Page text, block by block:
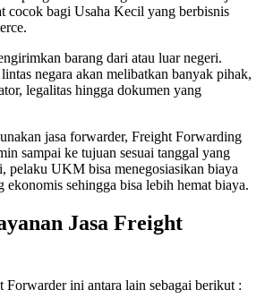
cocok bagi Usaha Kecil yang berbisnis
barang dari atau luar negeri.
negara akan melibatkan banyak pihak,
legalitas hingga dokumen yang
jasa forwarder, Freight Forwarding
sampai ke tujuan sesuai tanggal yang
pelaku UKM bisa menegosiasikan biaya
ekonomis sehingga bisa lebih hemat biaya.
Jasa Freight
Forwarder ini antara lain sebagai berikut :